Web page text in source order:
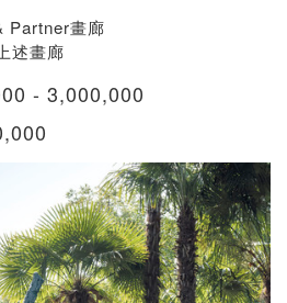
Partner畫廊
述畫廊
- 3,000,000